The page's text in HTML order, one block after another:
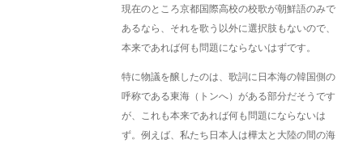
現在のところ京都国際高校の校歌が朝鮮語のみで
あるなら、それを歌う以外に選択肢もないので、
本来であれば何も問題にならないはずです。
特に物議を醸したのは、歌詞に日本海の韓国側の
呼称である東海（トンへ）がある部分だそうです
が、これも本来であれば何も問題にならないは
ず。例えば、私たち日本人は樺太と大陸の間の海